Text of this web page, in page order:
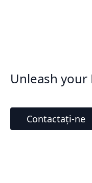
Unleash
Contactați-ne